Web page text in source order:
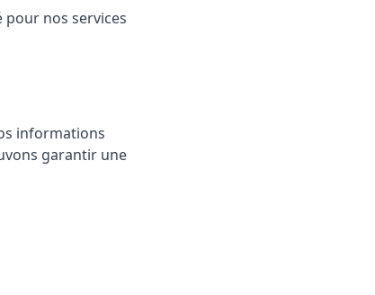
pour nos services
informations
garantir une